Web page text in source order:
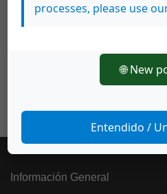
Información General
processes, please use
🌐 New
Entendido /